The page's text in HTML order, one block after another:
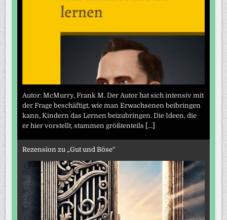
Autor: McMurry, Frank M. Der Autor hat sich intensiv mit
der Frage beschäftigt, wie man Erwachsenen beibringen
kann, Kindern das Lernen beizubringen. Die Ideen, die
er hier vorstellt, stammen größtenteils [...]
Rezension zu „Gut und Böse“